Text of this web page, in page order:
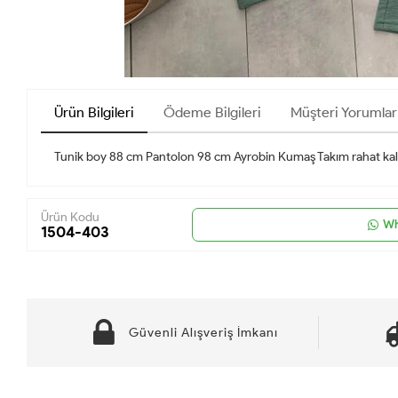
Ürün Bilgileri Ödeme Bilgileri Müşteri
Tunik boy 88 cm Pantolon 98 cm Ayrobin Kumaş Takım rahat
Ürün Kodu
1504-403
Güvenli Alışveriş İmkanı